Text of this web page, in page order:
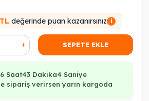
değerinde puan kazanırsınız i
SEPETE EKLE
Saat43 Dakika4 Saniye
sipariş verirsen yarın kargoda